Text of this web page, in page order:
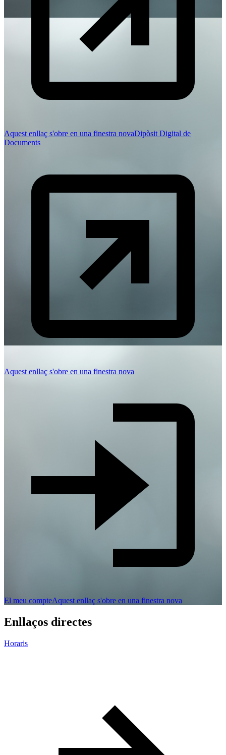
Aquest enllaç s'obre en una finestra novaDipòsit Digital de
Documents
Aquest enllaç s'obre en una finestra nova
El meu compteAquest enllaç s'obre en una finestra nova
Enllaços directes
Horaris